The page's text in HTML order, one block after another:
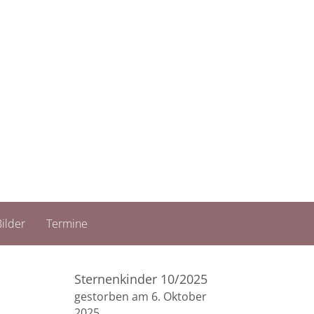
Termine
Sternenkinder 10/2025
gestorben am 6. Oktober